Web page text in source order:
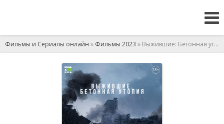
Фильмы и Сериалы онлайн » Фильмы 2023 » Выжившие: Бетонная утопия